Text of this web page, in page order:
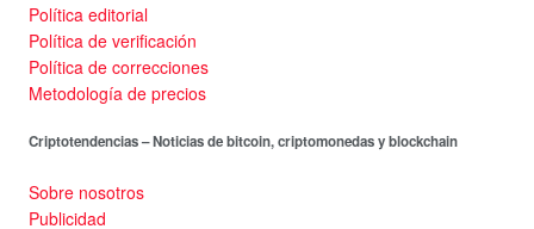
Política editorial
Política de verificación
Política de correcciones
Metodología de precios
Criptotendencias – Noticias de bitcoin, criptomonedas y blockchain
Sobre nosotros
Publicidad